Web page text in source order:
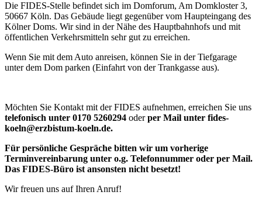
Die FIDES-Stelle befindet sich im Domforum, Am Domkloster 3,
50667 Köln. Das Gebäude liegt gegenüber vom Haupteingang des
Kölner Doms. Wir sind in der Nähe des Hauptbahnhofs und mit
öffentlichen Verkehrsmitteln sehr gut zu erreichen.
Wenn Sie mit dem Auto anreisen, können Sie in der Tiefgarage
unter dem Dom parken (Einfahrt von der Trankgasse aus).
Möchten Sie Kontakt mit der FIDES aufnehmen, erreichen Sie uns
telefonisch unter 0170 5260294 oderper Mail unter fides-
koeln@erzbistum-koeln.de.
Für persönliche Gespräche bitten wir um vorherige
Terminvereinbarung unter o.g. Telefonnummer oder per Mail.
Das FIDES-Büro ist ansonsten nicht besetzt!
Wir freuen uns auf Ihren Anruf!